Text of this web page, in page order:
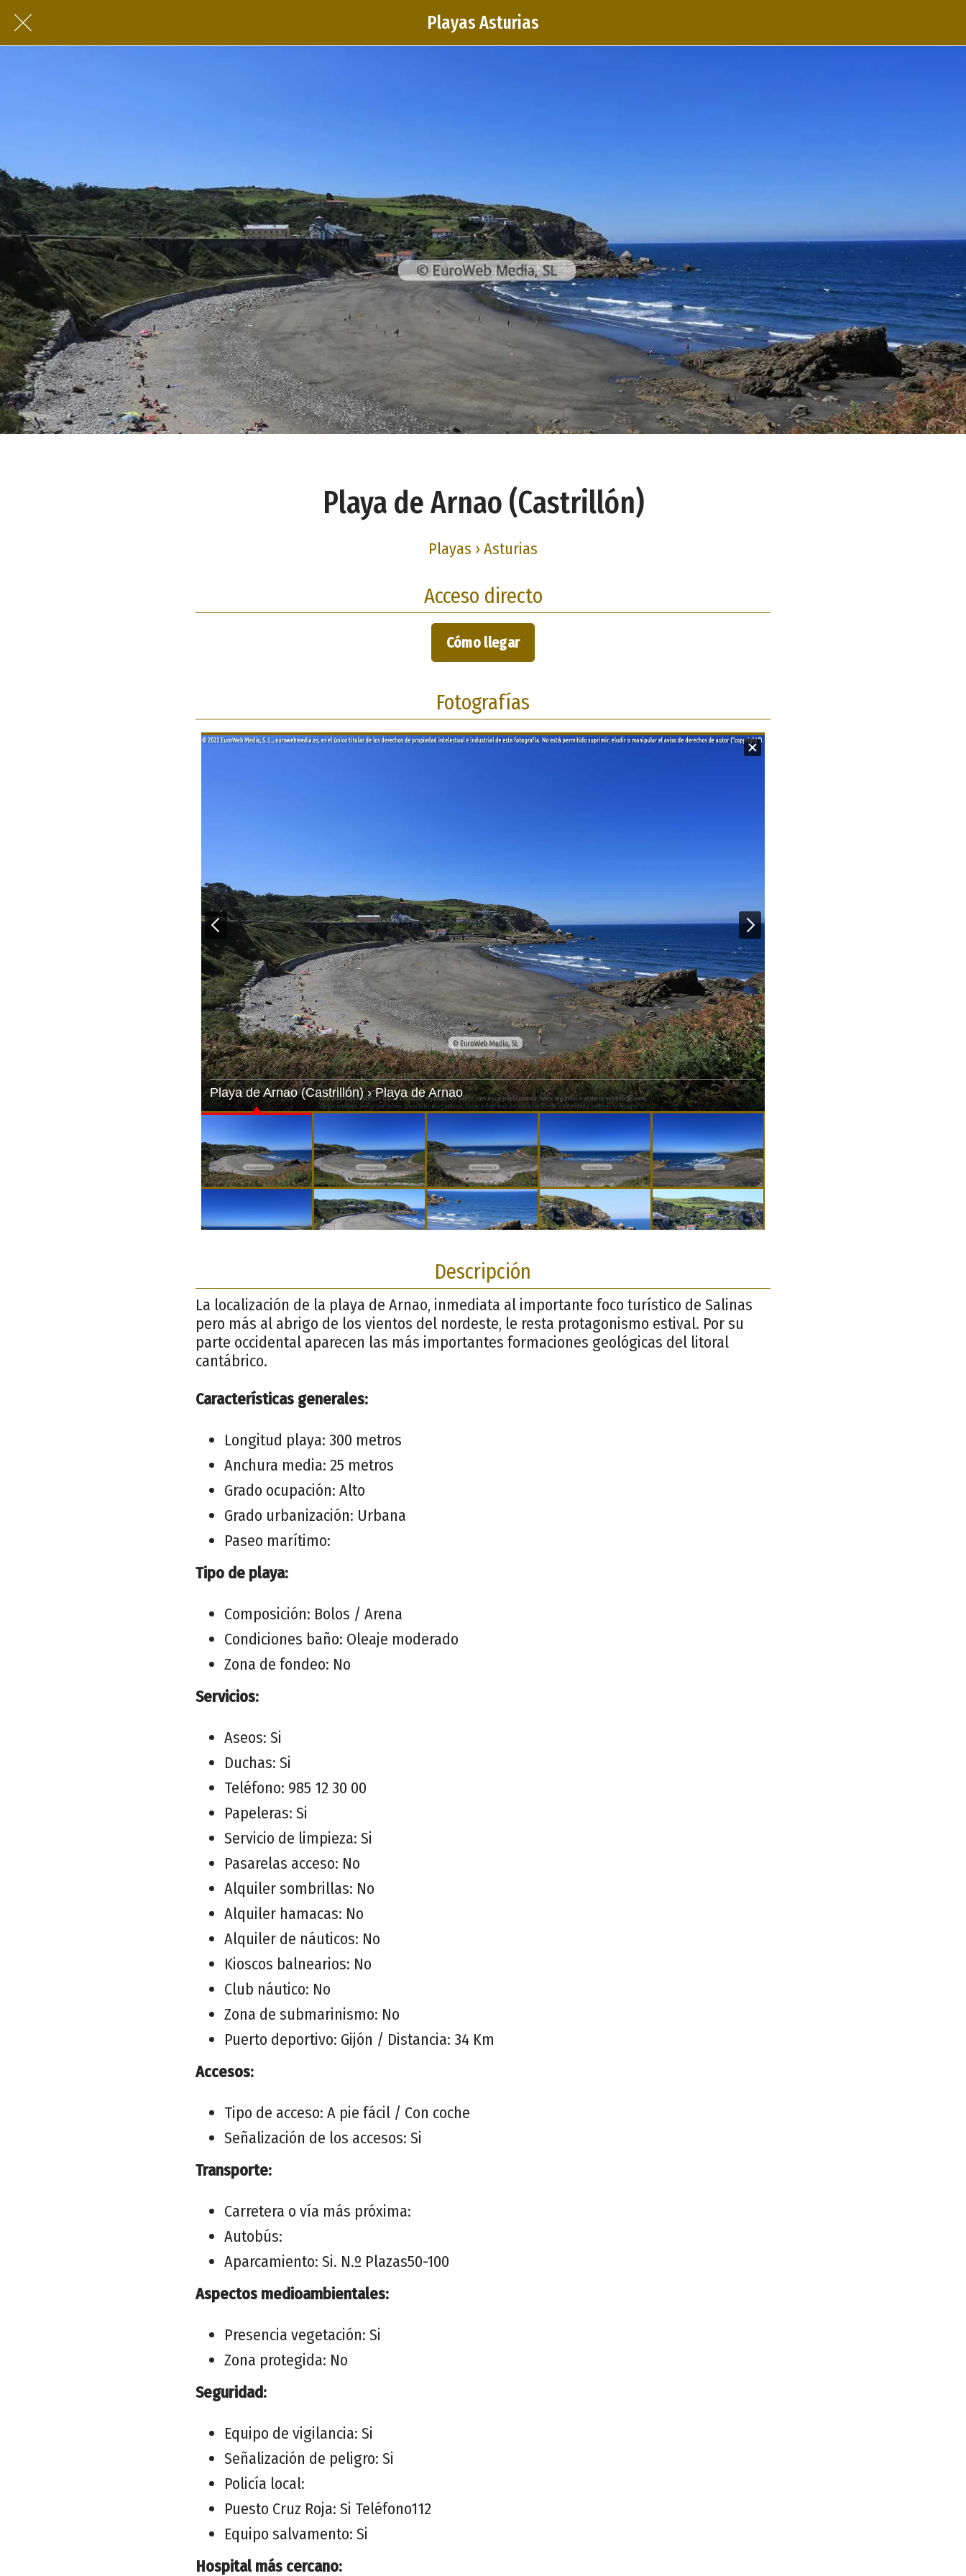
Playas Asturias
Playa de Arnao (Castrillón)
Playas › Asturias
Acceso directo
Cómo llegar
Fotografías
Descripción
La localización de la playa de Arnao, inmediata al importante foco turístico de Salinas
pero más al abrigo de los vientos del nordeste, le resta protagonismo estival. Por su
parte occidental aparecen las más importantes formaciones geológicas del litoral
cantábrico.
Características generales:
Longitud playa: 300 metros
Anchura media: 25 metros
Grado ocupación: Alto
Grado urbanización: Urbana
Paseo marítimo:
Tipo de playa:
Composición: Bolos / Arena
Condiciones baño: Oleaje moderado
Zona de fondeo: No
Servicios:
Aseos: Si
Duchas: Si
Teléfono: 985 12 30 00
Papeleras: Si
Servicio de limpieza: Si
Pasarelas acceso: No
Alquiler sombrillas: No
Alquiler hamacas: No
Alquiler de náuticos: No
Kioscos balnearios: No
Club náutico: No
Zona de submarinismo: No
Puerto deportivo: Gijón / Distancia: 34 Km
Accesos:
Tipo de acceso: A pie fácil / Con coche
Señalización de los accesos: Si
Transporte:
Carretera o vía más próxima:
Autobús:
Aparcamiento: Si. N.º Plazas50-100
Aspectos medioambientales:
Presencia vegetación: Si
Zona protegida: No
Seguridad:
Equipo de vigilancia: Si
Señalización de peligro: Si
Policía local:
Puesto Cruz Roja: Si Teléfono112
Equipo salvamento: Si
Hospital más cercano: